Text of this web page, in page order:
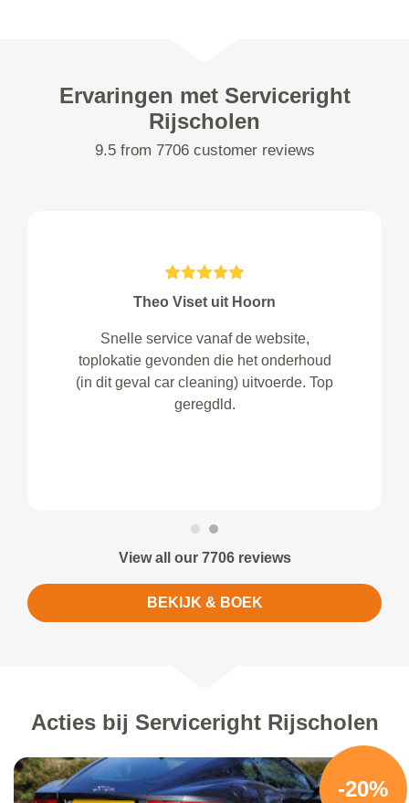
Ervaringen met Serviceright
Rijscholen
9.5 from 7706 customer reviews
Theo Viset uit Hoorn
Snelle service vanaf de website,
toplokatie gevonden die het onderhoud
(in dit geval car cleaning) uitvoerde. Top
geregdld.
View all our 7706 reviews
BEKIJK & BOEK
Acties bij Serviceright Rijscholen
-20%